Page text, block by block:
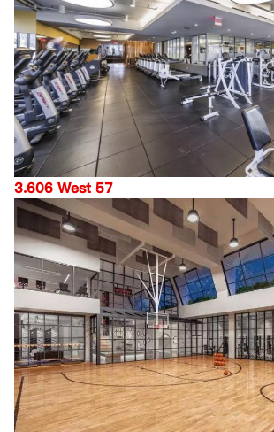
3.606 West 57